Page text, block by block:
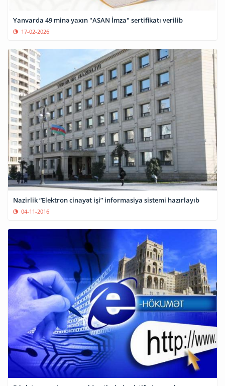
Yanvarda 49 minə yaxın "ASAN İmza" sertifikatı verilib
17-02-2026
Nazirlik “Elektron cinayət işi” informasiya sistemi hazırlayıb
04-11-2016